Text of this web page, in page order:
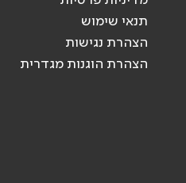
תנאי שימוש
הצהרת נגישות
הצהרת הוגנות מגדרית